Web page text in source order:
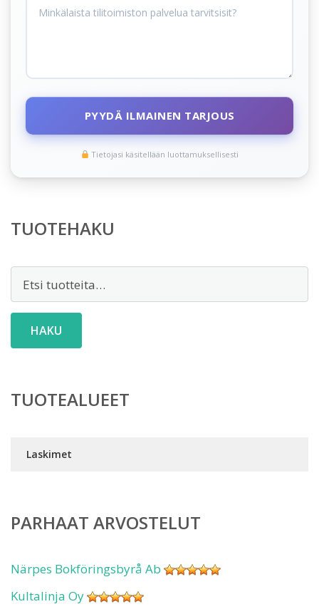
PYYDÄ ILMAINEN TARJOUS
Tietojasi käsitellään luottamuksellisesti
TUOTEHAKU
HAKU
TUOTEALUEET
Laskimet
PARHAAT ARVOSTELUT
Närpes Bokföringsbyrå Ab
Kultalinja Oy